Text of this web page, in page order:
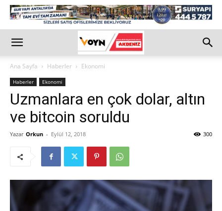
Ana Sayfa Haberler Ekonomi
Haberler Ekonomi
Uzmanlara en çok dolar, altın
ve bitcoin soruldu
Yazar Orkun - Eylül 12, 2018 300